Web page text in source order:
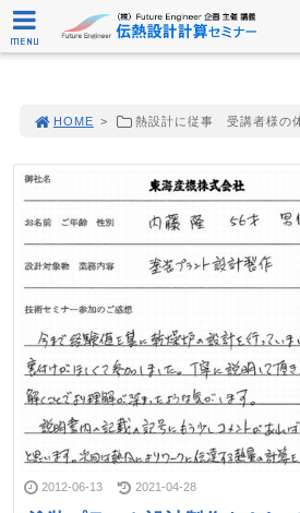
HOME > 熱設計に従事 受講者様の
2012-06-13 2021-04-28
MENU